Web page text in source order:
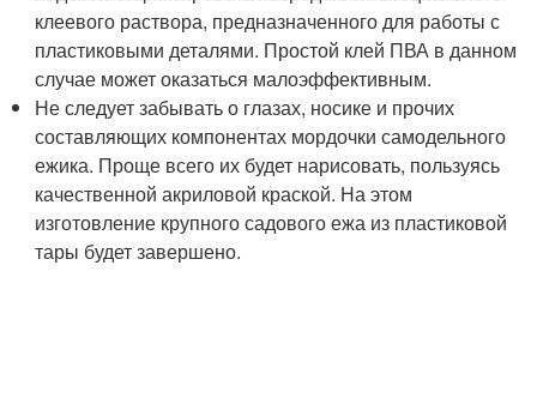
клеевого раствора, предназначенного для работы с
пластиковыми деталями. Простой клей ПВА в данном
случае может оказаться малоэффективным.
Не следует забывать о глазах, носике и прочих
составляющих компонентах мордочки самодельного
ежика. Проще всего их будет нарисовать, пользуясь
качественной акриловой краской. На этом
изготовление крупного садового ежа из пластиковой
тары будет завершено.